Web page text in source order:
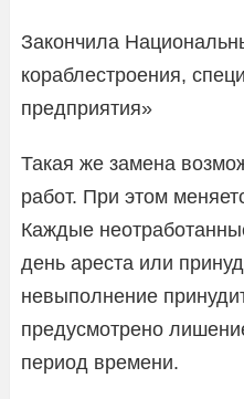
Закончила
кораблестроения,
предприятия»
Такая же замена
работ. При этом
Каждые
день ареста или
невыполнение
предусмотрено
период времени.